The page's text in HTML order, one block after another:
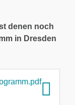
denen noch
in Dresden